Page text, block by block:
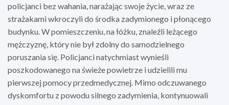
policjanci bez wahania, narażając swoje życie, wraz ze
strażakami wkroczyli do środka zadymionego i płonącego
budynku. W pomieszczeniu, na łóżku, znaleźli leżącego
mężczyznę, który nie był zdolny do samodzielnego
poruszania się. Policjanci natychmiast wynieśli
poszkodowanego na świeże powietrze i udzielili mu
pierwszej pomocy przedmedycznej. Mimo odczuwanego
dyskomfortu z powodu silnego zadymienia, kontynuowali